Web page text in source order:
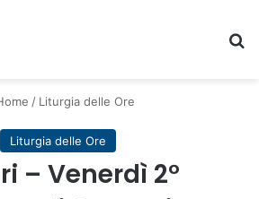
/ Liturgia delle Ore
Liturgia delle Ore
– Venerdì 2°